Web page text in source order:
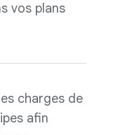
vos plans
charges de
afin